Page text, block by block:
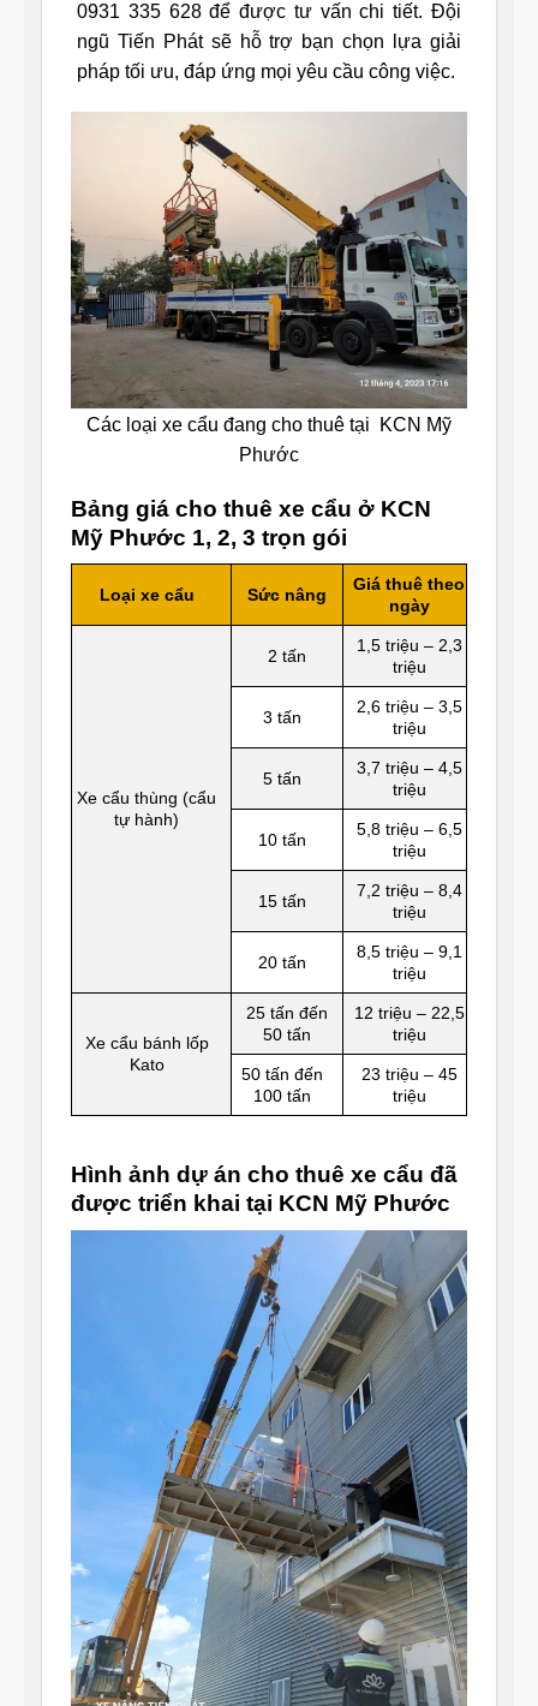
0931 335 628 để được tư vấn chi tiết. Đội
ngũ Tiến Phát sẽ hỗ trợ bạn chọn lựa giải
pháp tối ưu, đáp ứng mọi yêu cầu công việc.
Các loại xe cẩu đang cho thuê tại KCN Mỹ
Phước
Bảng giá cho thuê xe cẩu ở KCN
Mỹ Phước 1, 2, 3 trọn gói
Loại xe cẩu Sức nâng
Giá thuê theo
ngày
Xe cẩu thùng (cẩu
tự hành)
2 tấn
1,5 triệu – 2,3
triệu
3 tấn
2,6 triệu – 3,5
triệu
5 tấn
3,7 triệu – 4,5
triệu
10 tấn
5,8 triệu – 6,5
triệu
15 tấn
7,2 triệu – 8,4
triệu
20 tấn
8,5 triệu – 9,1
triệu
Xe cẩu bánh lốp
Kato
25 tấn đến
50 tấn
12 triệu – 22,5
triệu
50 tấn đến
100 tấn
23 triệu – 45
triệu
Hình ảnh dự án cho thuê xe cẩu đã
được triển khai tại KCN Mỹ Phước